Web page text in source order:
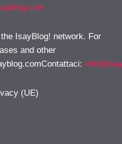
IsayBlog! network. For
and other
:
(UE)